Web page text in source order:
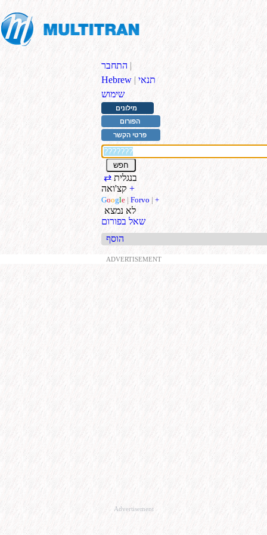
התחבר |
Hebrew | תנאי
שימוש
מילונים
הפורום
פרטי הקשר
בנגלית ⇄
+
Google | Forvo | +
לא נמצא
שאל בפורום
הוסף
ADVERTISEMENT
Advertisement